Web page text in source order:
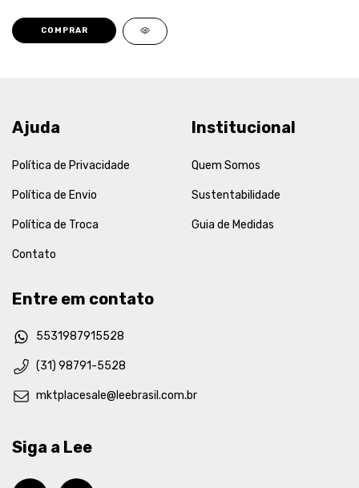
COMPRAR
Ajuda
Política de Privacidade
Política de Envio
Política de Troca
Contato
Institucional
Quem Somos
Sustentabilidade
Guia de Medidas
Entre em contato
5531987915528
(31) 98791-5528
mktplacesale@leebrasil.com.br
Siga a Lee